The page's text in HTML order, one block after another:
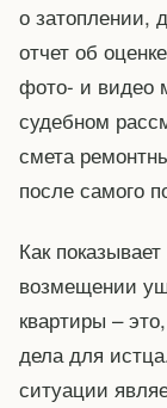
о затоплении,
отчет об
фото- и видео
судебном
смета
после самого
Как
возмещении
квартиры –
дела для
ситуации